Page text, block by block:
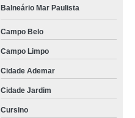
Balneário Mar Paulista
Campo Belo
Campo Limpo
Cidade Ademar
Cidade Jardim
Cursino